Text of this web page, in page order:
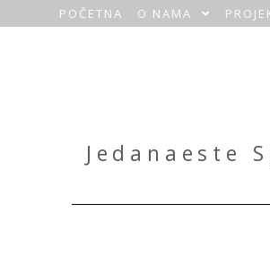
POČETNA O NAMA
Jedanaeste